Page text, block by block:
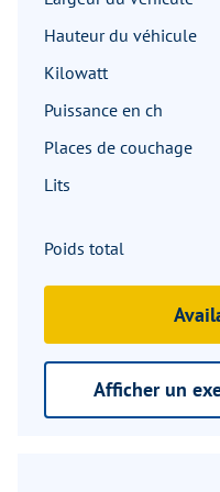
Hauteur du véhicule
Kilowatt
Puissance en ch
Places de couchage
Lits
Poids total
Afficher un